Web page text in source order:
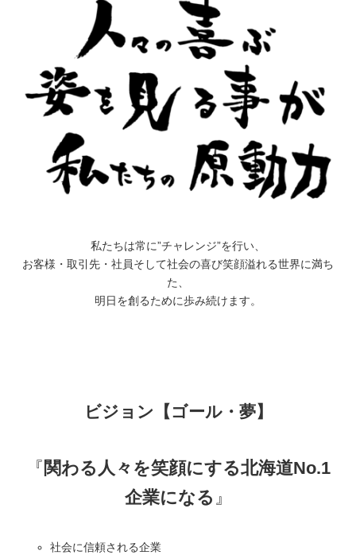
私たちは常に”チャレンジ”を行い、
お客様・取引先・社員そして社会の喜び笑顔溢れる世界に満ち
た、
明日を創るために歩み続けます。
ビジョン【ゴール・夢】
『 関わる人々を笑顔にする北海道No.1
企業になる 』
社会に信頼される企業